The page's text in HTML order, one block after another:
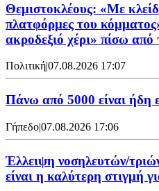
Θεμιστοκλέους: «Με
πλατφόρμες του
ακροδεξιό χέρι» πίσω από
Πολιτική|07.08.2026 17:07
Πάνω από 5000 είναι ήδη
Γήπεδο|07.08.2026 17:06
Έλλειψη νοσηλευτών/
είναι η καλύτερη στιγμή